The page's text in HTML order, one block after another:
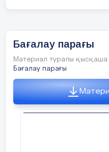
Бағалау парағы
Материал туралы қысқаша
Бағалау парағы